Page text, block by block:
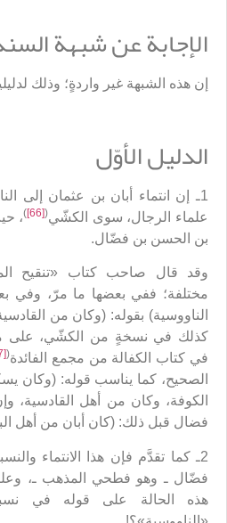
الإجابة عن شبهة
إن هذه الشبهة غير واردةٍ؛ وذلك
الدليل الأوّل
1ـ إن انتماء أبان بن عثمان إلى
علماء الرجال، سوى الكشّي(
[66]
)،
بن الحسن بن فضّال.
وقد قال صاحب كتاب «تنقيح
مختلفة؛ ففي بعضها ما مرّ، وفي
الناووسية) بقوله: (وكان من
كذلك في نسخةٍ من الكشّي، على ما
في كتاب الكفالة من مجمع الفائدة(
[67]
الصحيح، كما يناسب قوله: (وكان
الكوفة، وكان من أهل القادسية،
فضال قبل ذلك: (كان أبان من أهل
2ـ كما تقدَّم فإن هذا الانتماء
فضّال ـ وهو فطحي المذهب ـ،
هذه الحالة على قوله في